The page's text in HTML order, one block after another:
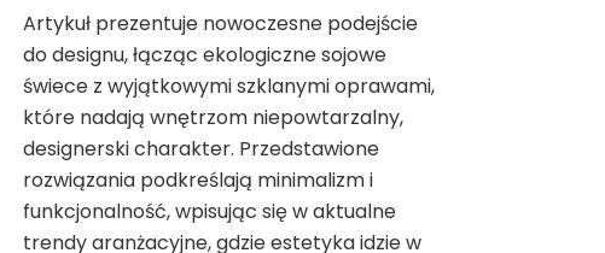
Artykuł prezentuje nowoczesne podejście
do designu, łącząc ekologiczne sojowe
świece z wyjątkowymi szklanymi oprawami,
które nadają wnętrzom niepowtarzalny,
designerski charakter. Przedstawione
rozwiązania podkreślają minimalizm i
funkcjonalność, wpisując się w aktualne
trendy aranżacyjne, gdzie estetyka idzie w